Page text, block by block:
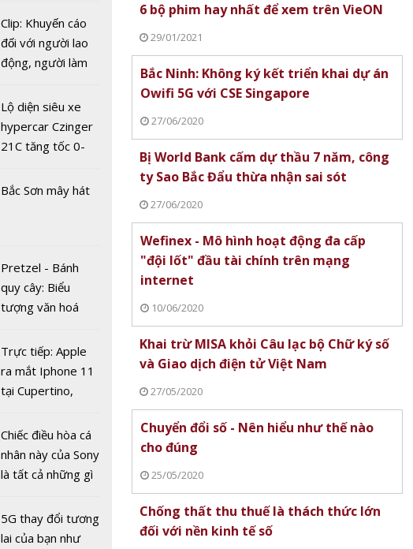
Chuyển đổi số là
Chuyển từ công
thông tin +
Việt Nam sẽ nằm
trong nhóm 70
xây dựng Chính
phủ điện tử
Clip: Khuyến cáo
đối với người lao
động, người làm
hàng tại khu dịch
vụ trong dịch
Covid-19
Lộ diện siêu xe
hypercar Czinger
21C tăng tốc 0-
2 giây
Bắc Sơn mây hát
Pretzel - Bánh
quy cây: Biểu
tượng văn hoá
tranh cãi về nguồn
gốc
Trực tiếp: Apple
ra mắt Iphone 11
tại Cupertino,
Chiếc điều hòa cá
nhân này của Sony
là tất cả những gì
sót qua mùa hè
nóng nực
5G thay đổi tương
lai của bạn như
6 bộ phim hay nhất để xem trên VieON
29/01/2021
Bắc Ninh: Không ký kết triển khai dự án
Owifi 5G với CSE Singapore
27/06/2020
Bị World Bank cấm dự thầu 7 năm, công
ty Sao Bắc Đẩu thừa nhận sai sót
27/06/2020
Wefinex - Mô hình hoạt động đa cấp
"đội lốt" đầu tài chính trên mạng
internet
10/06/2020
Khai trừ MISA khỏi Câu lạc bộ Chữ ký số
và Giao dịch điện tử Việt Nam
27/05/2020
Chuyển đổi số - Nên hiểu như thế nào
cho đúng
25/05/2020
Chống thất thu thuế là thách thức lớn
đối với nền kinh tế số